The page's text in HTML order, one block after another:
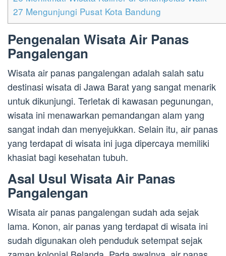
27 Mengunjungi Pusat Kota Bandung
Pengenalan Wisata Air Panas
Pangalengan
Wisata air panas pangalengan adalah salah satu
destinasi wisata di Jawa Barat yang sangat menarik
untuk dikunjungi. Terletak di kawasan pegunungan,
wisata ini menawarkan pemandangan alam yang
sangat indah dan menyejukkan. Selain itu, air panas
yang terdapat di wisata ini juga dipercaya memiliki
khasiat bagi kesehatan tubuh.
Asal Usul Wisata Air Panas
Pangalengan
Wisata air panas pangalengan sudah ada sejak
lama. Konon, air panas yang terdapat di wisata ini
sudah digunakan oleh penduduk setempat sejak